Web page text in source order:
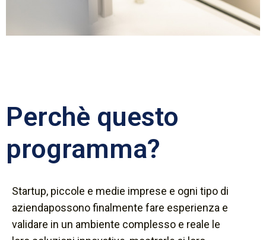
Perchè questo
programma?
Startup, piccole e medie imprese e ogni tipo di
aziendapossono finalmente fare esperienza e
validare in un ambiente complesso e reale le